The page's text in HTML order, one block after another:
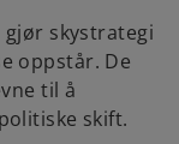
skystrategi
oppstår. De
til å
skift.